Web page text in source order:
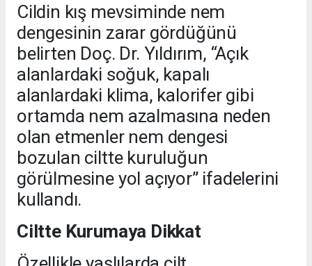
Cildin kış mevsiminde nem
dengesinin zarar gördüğünü
belirten Doç. Dr. Yıldırım, “Açık
alanlardaki soğuk, kapalı
alanlardaki klima, kalorifer gibi
ortamda nem azalmasına neden
olan etmenler nem dengesi
bozulan ciltte kuruluğun
görülmesine yol açıyor” ifadelerini
kullandı.
Ciltte Kurumaya Dikkat